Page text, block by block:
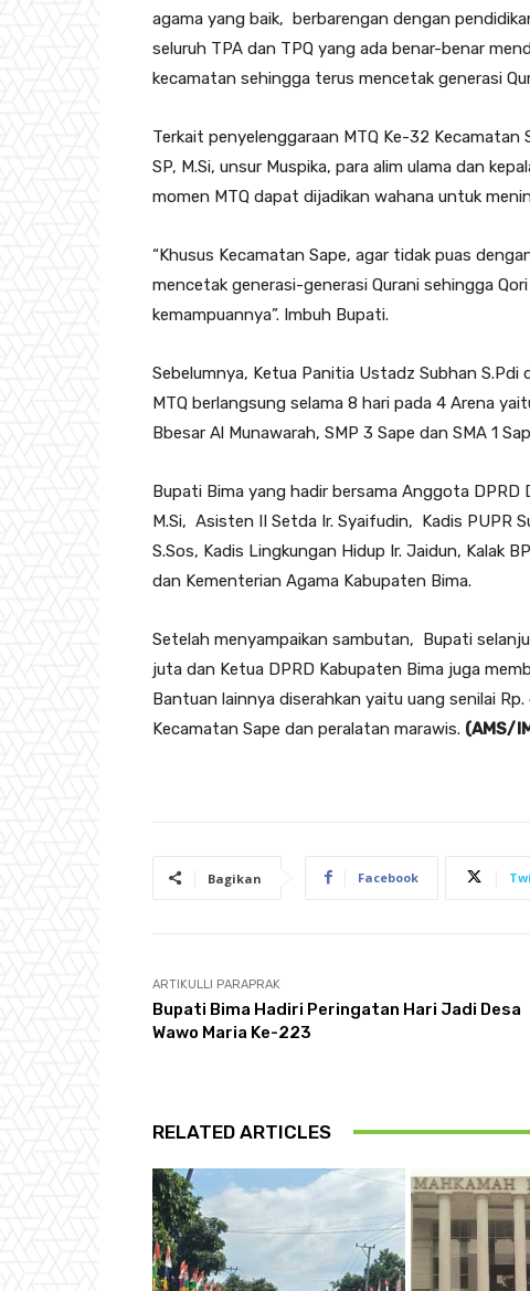
agama yang baik, berbarengan dengan
seluruh TPA dan TPQ yang ada benar-benar
kecamatan sehingga terus mencetak generasi
Terkait penyelenggaraan MTQ Ke-32
SP, M.Si, unsur Muspika, para alim ulama dan
momen MTQ dapat dijadikan wahana untuk
“Khusus Kecamatan Sape, agar tidak puas
mencetak generasi-generasi Qurani sehingga
kemampuannya”. Imbuh Bupati.
Sebelumnya, Ketua Panitia Ustadz Subhan
MTQ berlangsung selama 8 hari pada 4 Arena
Bbesar Al Munawarah, SMP 3 Sape dan SMA 1
Bupati Bima yang hadir bersama Anggota DPRD
M.Si, Asisten II Setda Ir. Syaifudin, Kadis PUPR
S.Sos, Kadis Lingkungan Hidup Ir. Jaidun, Kalak
dan Kementerian Agama Kabupaten Bima.
Setelah menyampaikan sambutan, Bupati
juta dan Ketua DPRD Kabupaten Bima juga
Bantuan lainnya diserahkan yaitu uang senilai
Kecamatan Sape dan peralatan marawis. (AMS/
Bagikan Facebook
ARTIKULLI PARAPRAK
Bupati Bima Hadiri Peringatan Hari Jadi Desa
Wawo Maria Ke-223
RELATED ARTICLES